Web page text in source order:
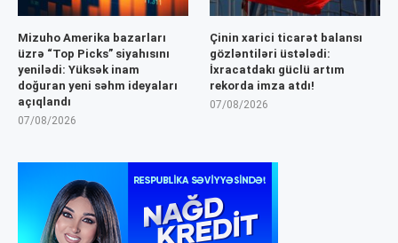
Mizuho Amerika bazarları
üzrə “Top Picks” siyahısını
yenilədi: Yüksək inam
doğuran yeni səhm ideyaları
açıqlandı
07/08/2026
Çinin xarici ticarət balansı
gözləntiləri üstələdi:
İxracatdakı güclü artım
rekorda imza atdı!
07/08/2026